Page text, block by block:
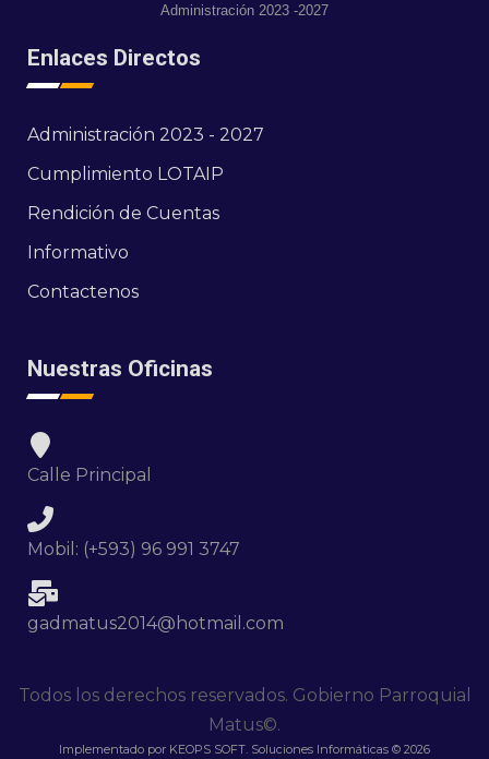
Administración 2023 -2027
Enlaces Directos
Administración 2023 - 2027
Cumplimiento LOTAIP
Rendición de Cuentas
Informativo
Contactenos
Nuestras Oficinas
Calle Principal
Mobil: (+593) 96 991 3747
gadmatus2014@hotmail.com
Todos los derechos reservados. Gobierno Parroquial
Matus©.
Implementado por KEOPS SOFT. Soluciones Informáticas © 2026